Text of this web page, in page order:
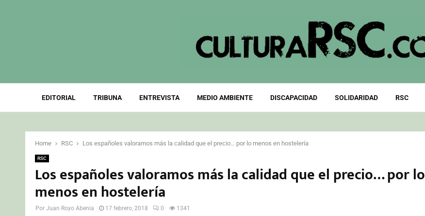
EDITORIAL TRIBUNA ENTREVISTA MEDIO AMBIENTE DISCAPACIDAD SOLIDARIDAD RSC
Home RSC Los españoles valoramos más la calidad que el precio… por lo menos en hostelería
RSC
Los españoles valoramos más la calidad que el precio… por lo
menos en hostelería
Por Juan Royo Abenia 17 febrero, 2018 0 1341